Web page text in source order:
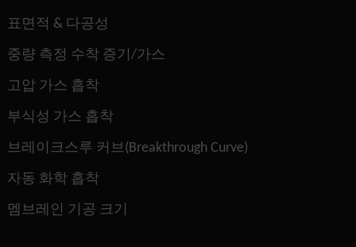
표면적 & 다공성
중량 측정 수착 증기/가스
고압 가스 흡착
부식성 가스 흡착
브레이크스루 커브(Breakthrough Curve)
자동 화학 흡착
멤브레인 기공 크기